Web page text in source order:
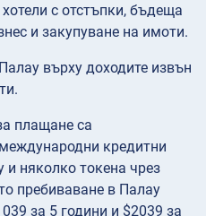
с отстъпки, бъдеща
и закупуване на имоти.
върху доходите извън
плащане са
кредитни
и няколко токена чрез
пребиваване в Палау
за 5 години и $2039 за